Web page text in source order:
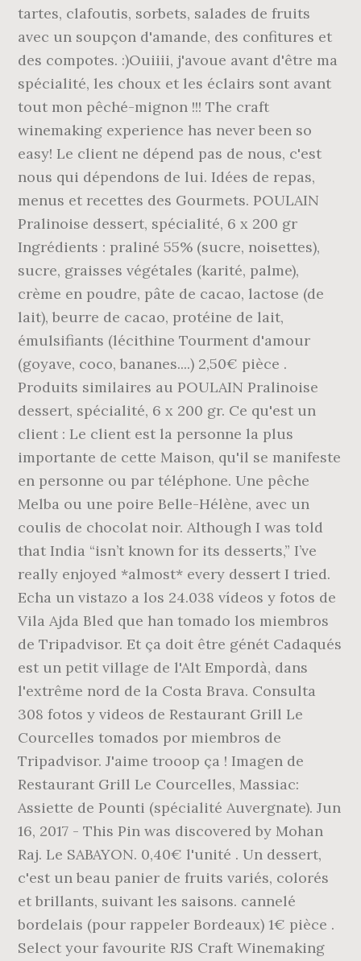
tartes, clafoutis, sorbets, salades de fruits
avec un soupçon d'amande, des confitures et
des compotes. :)Ouiiii, j'avoue avant d'être ma
spécialité, les choux et les éclairs sont avant
tout mon pêché-mignon !!! The craft
winemaking experience has never been so
easy! Le client ne dépend pas de nous, c'est
nous qui dépendons de lui. Idées de repas,
menus et recettes des Gourmets. POULAIN
Pralinoise dessert, spécialité, 6 x 200 gr
Ingrédients : praliné 55% (sucre, noisettes),
sucre, graisses végétales (karité, palme),
crème en poudre, pâte de cacao, lactose (de
lait), beurre de cacao, protéine de lait,
émulsifiants (lécithine Tourment d'amour
(goyave, coco, bananes....) 2,50€ pièce .
Produits similaires au POULAIN Pralinoise
dessert, spécialité, 6 x 200 gr. Ce qu'est un
client : Le client est la personne la plus
importante de cette Maison, qu'il se manifeste
en personne ou par téléphone. Une pêche
Melba ou une poire Belle-Hélène, avec un
coulis de chocolat noir. Although I was told
that India “isn’t known for its desserts,” I’ve
really enjoyed *almost* every dessert I tried.
Echa un vistazo a los 24.038 vídeos y fotos de
Vila Ajda Bled que han tomado los miembros
de Tripadvisor. Et ça doit être génét Cadaqués
est un petit village de l'Alt Empordà, dans
l'extrême nord de la Costa Brava. Consulta
308 fotos y videos de Restaurant Grill Le
Courcelles tomados por miembros de
Tripadvisor. J'aime trooop ça ! Imagen de
Restaurant Grill Le Courcelles, Massiac:
Assiette de Pounti (spécialité Auvergnate). Jun
16, 2017 - This Pin was discovered by Mohan
Raj. Le SABAYON. 0,40€ l'unité . Un dessert,
c'est un beau panier de fruits variés, colorés
et brillants, suivant les saisons. cannelé
bordelais (pour rappeler Bordeaux) 1€ pièce .
Select your favourite RJS Craft Winemaking